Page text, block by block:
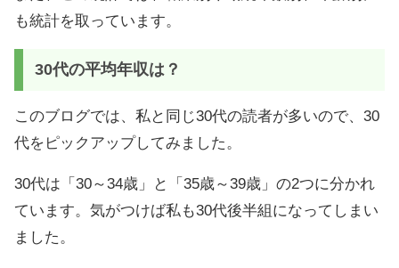
も統計を取っています。
30代の平均年収は？
このブログでは、私と同じ30代の読者が多いので、30
代をピックアップしてみました。
30代は「30～34歳」と「35歳～39歳」の2つに分かれ
ています。気がつけば私も30代後半組になってしまい
ました。